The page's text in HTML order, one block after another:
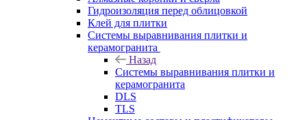
Гидроизоляция перед облицовкой
Клей для плитки
Системы выравнивания плитки и
керамогранита
Назад
Системы выравнивания плитки и
керамогранита
DLS
TLS